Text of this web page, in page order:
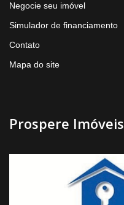
Negocie seu imóvel
Simulador de financiamento
Contato
Mapa do site
Prospere Imóveis